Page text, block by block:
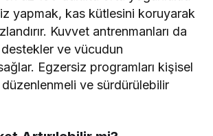
yapmak, kas kütlesini koruyarak
Kuvvet antrenmanları da
ve vücudun
Egzersiz programları kişisel
ve sürdürülebilir